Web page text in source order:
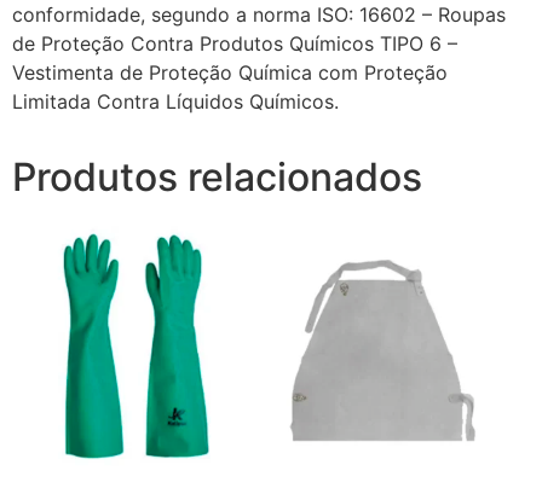
conformidade, segundo a norma ISO: 16602 – Roupas
de Proteção Contra Produtos Químicos TIPO 6 –
Vestimenta de Proteção Química com Proteção
Limitada Contra Líquidos Químicos.
Produtos relacionados